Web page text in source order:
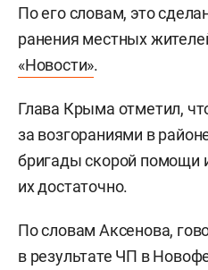
По его словам, это
ранения местных
«Новости».
Глава Крыма отметил,
за возгораниями в
бригады скорой помощи
их достаточно.
По словам Аксенова,
в результате ЧП в